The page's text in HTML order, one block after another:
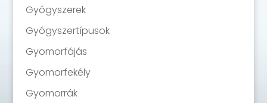
Gyógyszerek
Gyógyszertípusok
Gyomorfájás
Gyomorfekély
Gyomorrák